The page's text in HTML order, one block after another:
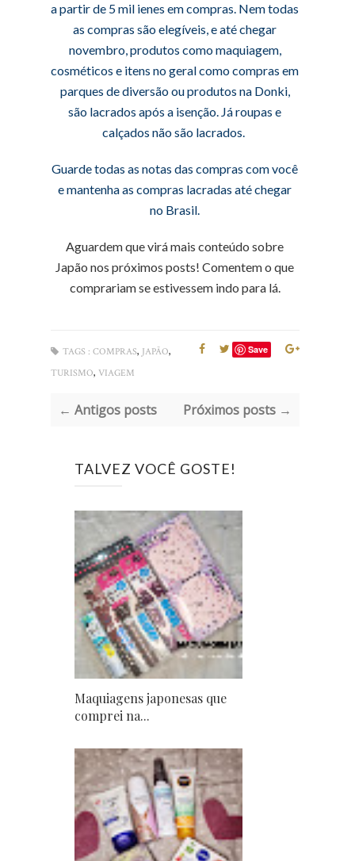
a partir de 5 mil ienes em compras. Nem todas
as compras são elegíveis, e até chegar
novembro, produtos como maquiagem,
cosméticos e itens no geral como compras em
parques de diversão ou produtos na Donki,
são lacrados após a isenção. Já roupas e
calçados não são lacrados.
Guarde todas as notas das compras com você
e mantenha as compras lacradas até chegar
no Brasil.
Aguardem que virá mais conteúdo sobre
Japão nos próximos posts! Comentem o que
comprariam se estivessem indo para lá.
Save
TAGS : COMPRAS, JAPÃO,
TURISMO, VIAGEM
← Antigos posts Próximos posts →
TALVEZ VOCÊ GOSTE!
Maquiagens japonesas que
comprei na...